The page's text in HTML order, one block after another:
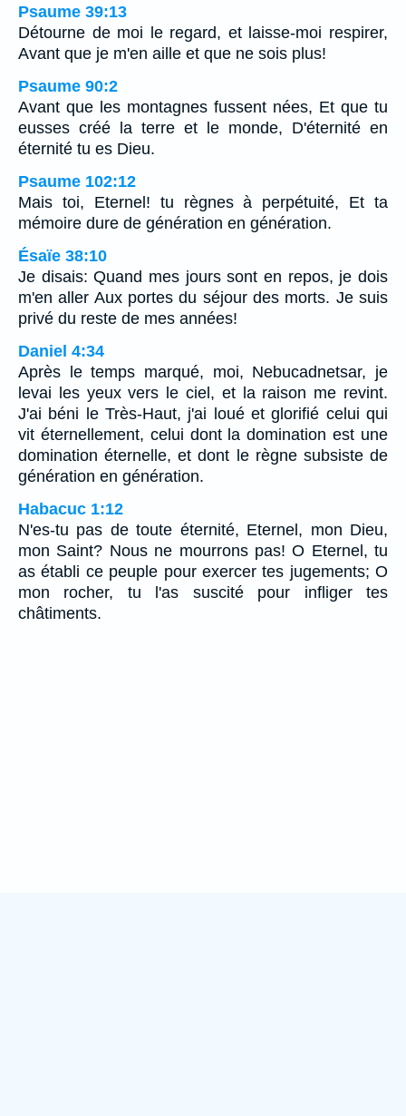
Psaume 39:13
Détourne de moi le regard, et laisse-moi respirer,
Avant que je m'en aille et que ne sois plus!
Psaume 90:2
Avant que les montagnes fussent nées, Et que tu
eusses créé la terre et le monde, D'éternité en
éternité tu es Dieu.
Psaume 102:12
Mais toi, Eternel! tu règnes à perpétuité, Et ta
mémoire dure de génération en génération.
Ésaïe 38:10
Je disais: Quand mes jours sont en repos, je dois
m'en aller Aux portes du séjour des morts. Je suis
privé du reste de mes années!
Daniel 4:34
Après le temps marqué, moi, Nebucadnetsar, je
levai les yeux vers le ciel, et la raison me revint.
J'ai béni le Très-Haut, j'ai loué et glorifié celui qui
vit éternellement, celui dont la domination est une
domination éternelle, et dont le règne subsiste de
génération en génération.
Habacuc 1:12
N'es-tu pas de toute éternité, Eternel, mon Dieu,
mon Saint? Nous ne mourrons pas! O Eternel, tu
as établi ce peuple pour exercer tes jugements; O
mon rocher, tu l'as suscité pour infliger tes
châtiments.